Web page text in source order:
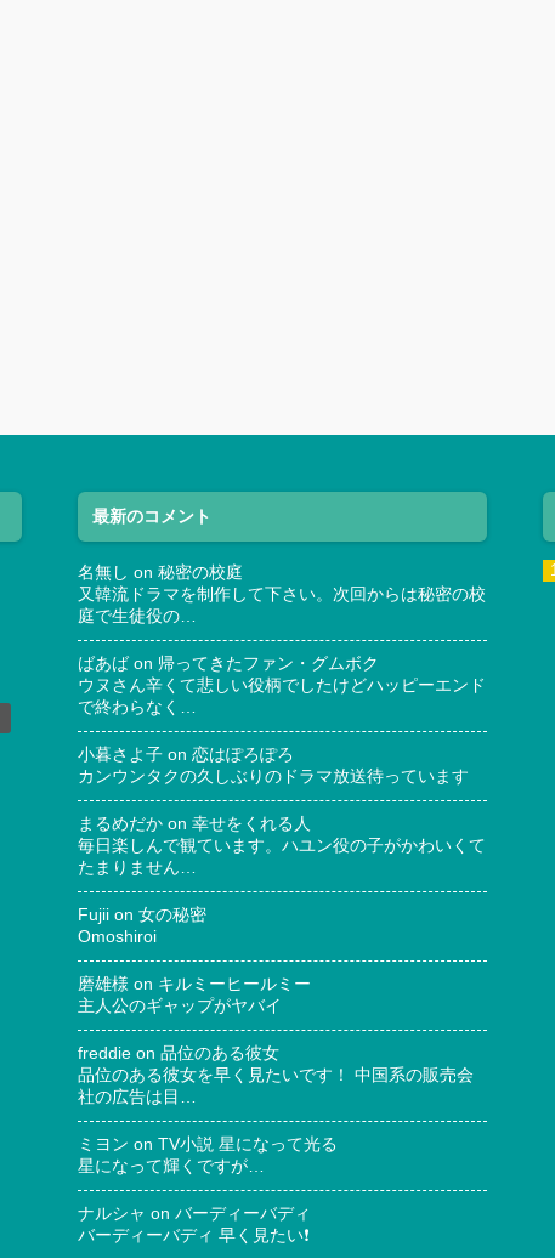
最新のコメント
名無し on 秘密の校庭
又韓流ドラマを制作して下さい。次回からは秘密の校
庭で生徒役の…
ばあば on 帰ってきたファン・グムボク
ウヌさん辛くて悲しい役柄でしたけどハッピーエンド
で終わらなく…
小暮さよ子 on 恋はぽろぽろ
カンウンタクの久しぶりのドラマ放送待っています
まるめだか on 幸せをくれる人
毎日楽しんで観ています。ハユン役の子がかわいくて
たまりません…
Fujii on 女の秘密
Omoshiroi
磨雄様 on キルミーヒールミー
主人公のギャップがヤバイ
freddie on 品位のある彼女
品位のある彼女を早く見たいです！ 中国系の販売会
社の広告は目…
ミヨン on TV小説 星になって光る
星になって輝くですが…
ナルシャ on バーディーバディ
バーディーバディ 早く見たい❗